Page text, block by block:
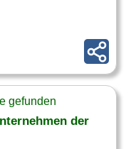
gefunden
der